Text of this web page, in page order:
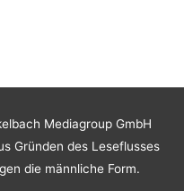
Mediagroup GmbH
Gründen des Leseflusses
die männliche Form.